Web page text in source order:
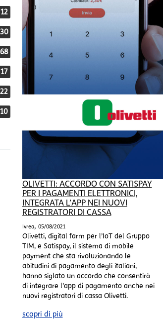
12
30
68
17
22
10
OLIVETTI: ACCORDO CON SATISPAY
PER I PAGAMENTI ELETTRONICI,
INTEGRATA L’APP NEI NUOVI
REGISTRATORI DI CASSA
Ivrea, 05/08/2021
Olivetti, digital farm per l’IoT del Gruppo
TIM, e Satispay, il sistema di mobile
payment che sta rivoluzionando le
abitudini di pagamento degli italiani,
hanno siglato un accordo che consentirà
di integrare l’app di pagamento anche nei
nuovi registratori di cassa Olivetti.
scopri di più